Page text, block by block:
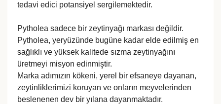
tedavi edici potansiyel sergilemektedir.
Pytholea sadece bir zeytinyağı markası değildir.
Pytholea, yeryüzünde bugüne kadar elde edilmiş en
sağlıklı ve yüksek kalitede sızma zeytinyağını
üretmeyi misyon edinmiştir.
Marka adımızın kökeni, yerel bir efsaneye dayanan,
zeytinliklerimizi koruyan ve onların meyvelerinden
beslenenen dev bir yılana dayanmaktadır.